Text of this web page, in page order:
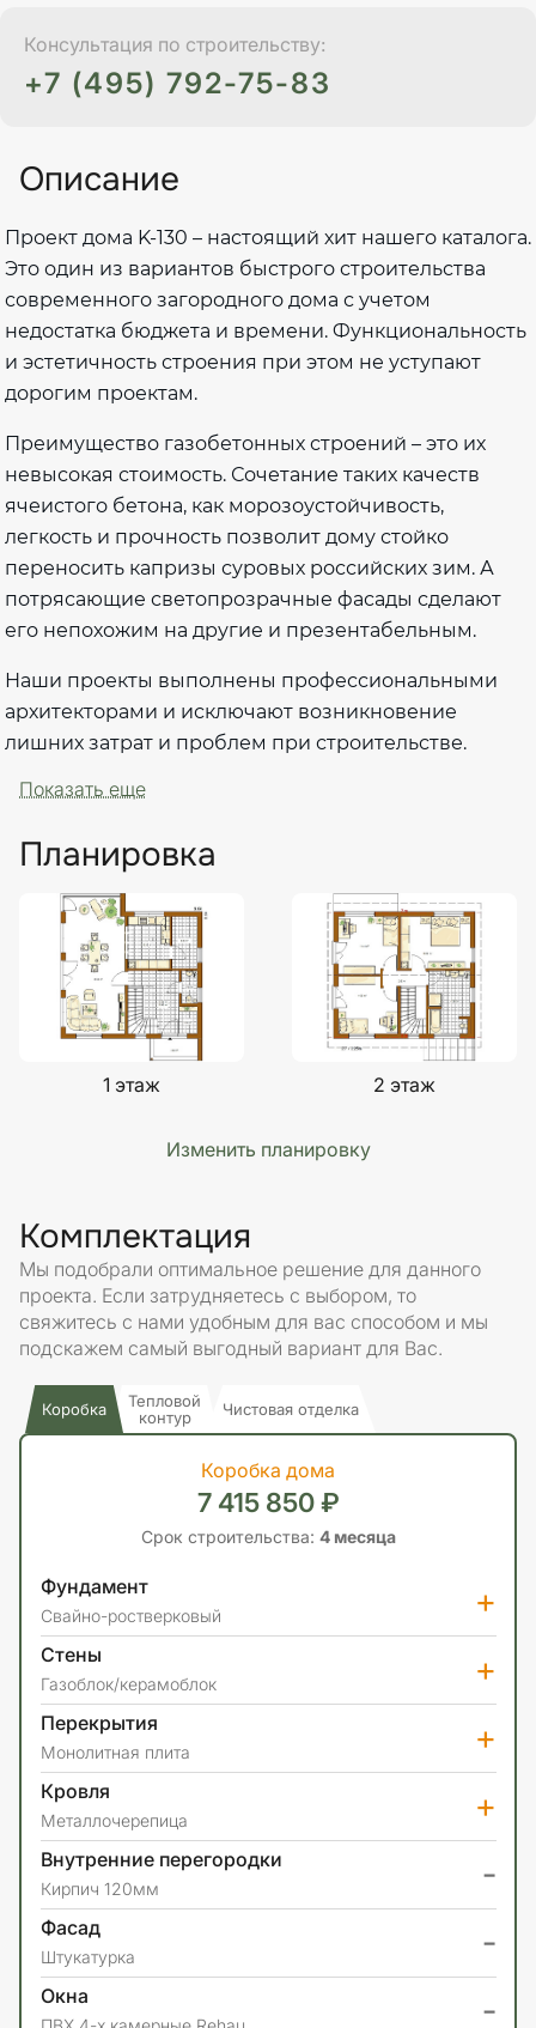
Консультация по строительству:
+7 (495) 792-75-83
Описание
Проект дома K-130 – настоящий хит нашего каталога.
Это один из вариантов быстрого строительства
современного загородного дома с учетом
недостатка бюджета и времени. Функциональность
и эстетичность строения при этом не уступают
дорогим проектам.
Преимущество газобетонных строений – это их
невысокая стоимость. Сочетание таких качеств
ячеистого бетона, как морозоустойчивость,
легкость и прочность позволит дому стойко
переносить капризы суровых российских зим. А
потрясающие светопрозрачные фасады сделают
его непохожим на другие и презентабельным.
Наши проекты выполнены профессиональными
архитекторами и исключают возникновение
лишних затрат и проблем при строительстве.
Показать еще
Планировка
1 этаж 2 этаж
Изменить планировку
Комплектация
Мы подобрали оптимальное решение для данного
проекта. Если затрудняетесь с выбором, то
свяжитесь с нами удобным для вас способом и мы
подскажем самый выгодный вариант для Вас.
Коробка
Тепловой
контур
Чистовая отделка
Коробка дома
7 415 850 ₽
Срок строительства: 4 месяца
Фундамент
Свайно-ростверковый +
Стены
Газоблок/керамоблок +
Перекрытия
Монолитная плита +
Кровля
Металлочерепица +
Внутренние перегородки
Кирпич 120мм -
Фасад
Штукатурка -
Окна -